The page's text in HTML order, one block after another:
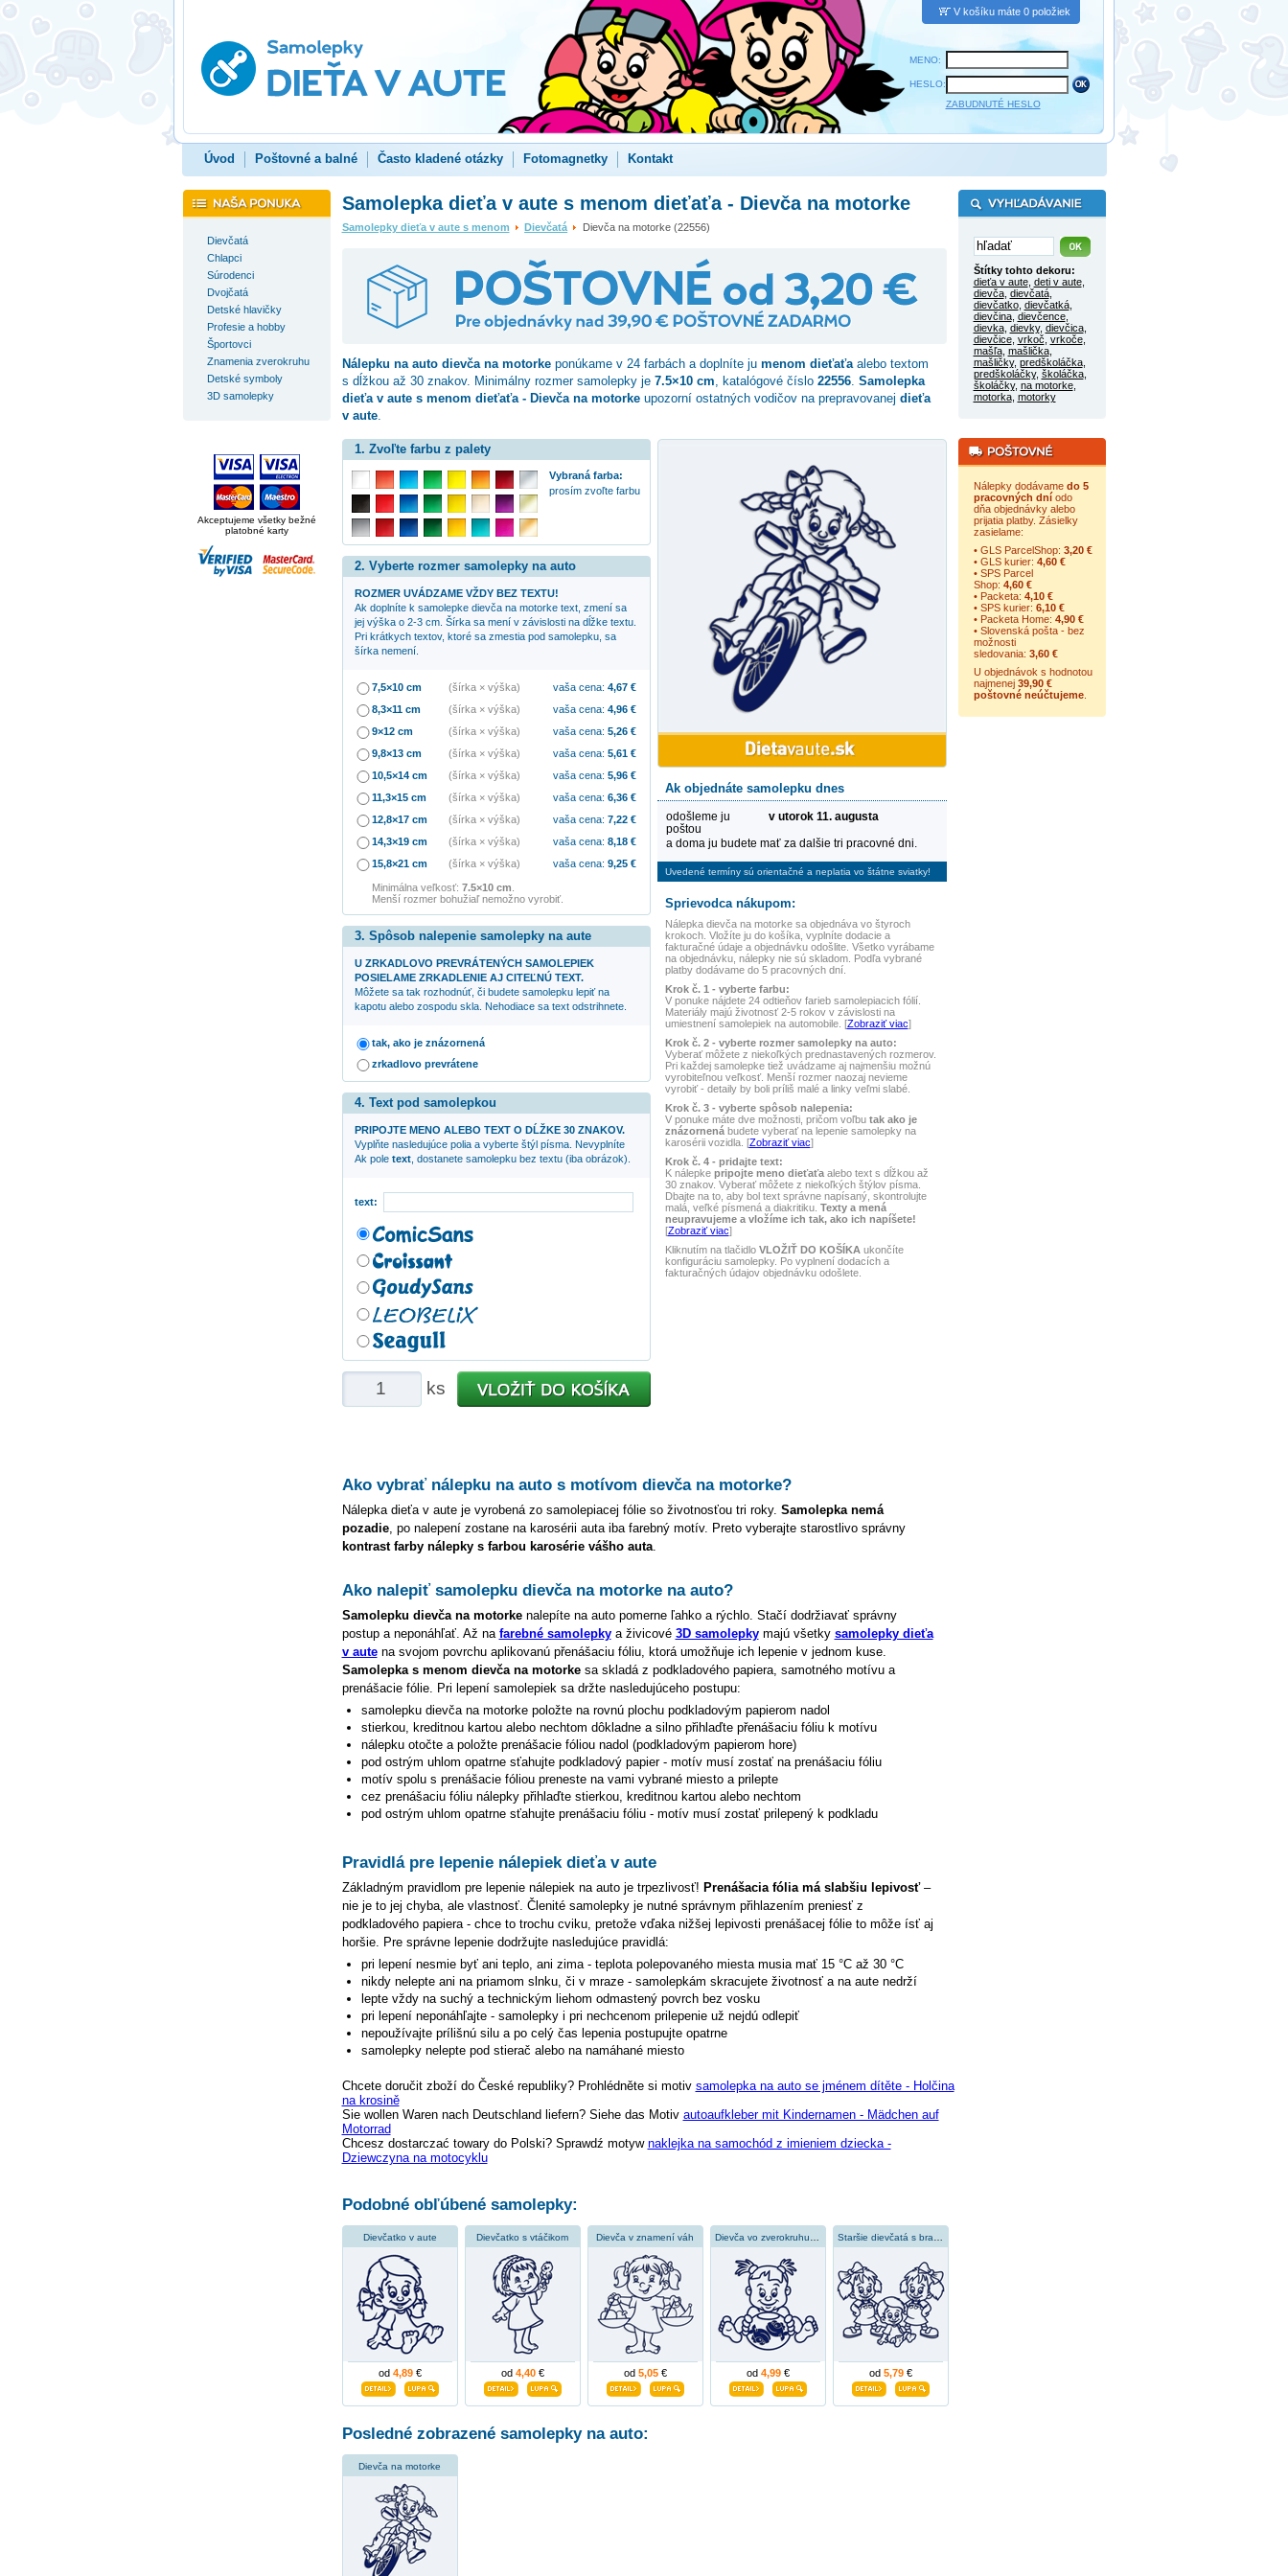
V košíku máte 0 položiek
MENO:
HESLO:
ZABUDNUTÉ HESLO
Úvod Poštovné a balné Často kladené otázky Fotomagnetky Kontakt
Dievčatá
Chlapci
Súrodenci
Dvojčatá
Detské hlavičky
Profesie a hobby
Športovci
Znamenia zverokruhu
Detské symboly
3D samolepky
Akceptujeme všetky bežné
platobné karty
Samolepka dieťa v aute s menom dieťaťa - Dievča na motorke
Samolepky dieťa v aute s menom Dievčatá Dievča na motorke (22556)
Nálepku na auto dievča na motorkeponúkame v 24 farbách a doplníte ju menom dieťaťaalebo textom
s dĺžkou až 30 znakov. Minimálny rozmer samolepky je 7.5×10 cm, katalógové číslo 22556. Samolepka
dieťa v aute s menom dieťaťa - Dievča na motorkeupozorní ostatných vodičov na prepravovanej dieťa
v aute.
Ak objednáte samolepku dnes
odošleme ju
poštou
v utorok 11. augusta
a doma ju budete mať za dalšie tri pracovné dni.
Uvedené termíny sú orientačné a neplatia vo štátne sviatky!
Sprievodca nákupom:
Nálepka dievča na motorkesa objednáva vo štyroch
krokoch. Vložíte ju do košíka, vyplníte dodacie a
fakturačné údaje a objednávku odošlite. Všetko vyrábame
na objednávku, nálepky nie sú skladom. Podľa vybrané
platby dodávame do 5 pracovných dní.
Krok č. 1 - vyberte farbu:
V ponuke nájdete 24 odtieňov farieb samolepiacich fólií.
Materiály majú životnosť 2-5 rokov v závislosti na
umiestnení samolepiek na automobile. [Zobraziť viac]
Krok č. 2 - vyberte rozmer samolepky na auto:
Vyberať môžete z niekoľkých prednastavených rozmerov.
Pri každej samolepke tiež uvádzame aj najmenšiu možnú
vyrobiteľnou veľkosť. Menší rozmer naozaj nevieme
vyrobiť - detaily by boli príliš malé a linky veľmi slabé.
Krok č. 3 - vyberte spôsob nalepenia:
V ponuke máte dve možnosti, pričom voľbu tak ako je
znázornená budete vyberať na lepenie samolepky na
karosérii vozidla. [Zobraziť viac]
Krok č. 4 - pridajte text:
K nálepke pripojte meno dieťaťaalebo text s dĺžkou až
30 znakov. Vyberať môžete z niekoľkých štýlov písma.
Dbajte na to, aby bol text správne napísaný, skontrolujte
malá, veľké písmená a diakritiku. Texty a mená
neupravujeme a vložíme ich tak, ako ich napíšete!
[Zobraziť viac]
Kliknutím na tlačidlo VLOŽIŤ DO KOŠÍKA ukončíte
konfiguráciu samolepky. Po vyplnení dodacích a
fakturačných údajov objednávku odošlete.
1. Zvoľte farbu z palety
Vybraná farba:
prosím zvoľte farbu
2. Vyberte rozmer samolepky na auto
ROZMER UVÁDZAME VŽDY BEZ TEXTU!
Ak doplníte k samolepke dievča na motorketext, zmení sa
jej výška o 2-3 cm. Šírka sa mení v závislosti na dĺžke textu.
Pri krátkych textov, ktoré sa zmestia pod samolepku, sa
šírka nemení.
7,5×10 cm (šírka × výška) vaša cena: 4,67€
8,3×11 cm
(šírka × výška) vaša cena: 4,96€
9×12 cm
(šírka × výška) vaša cena: 5,26€
9,8×13 cm
(šírka × výška) vaša cena: 5,61€
10,5×14 cm
(šírka × výška) vaša cena: 5,96€
11,3×15 cm
(šírka × výška) vaša cena: 6,36€
12,8×17 cm
(šírka × výška) vaša cena: 7,22€
14,3×19 cm
(šírka × výška) vaša cena: 8,18€
15,8×21 cm
(šírka × výška) vaša cena: 9,25€
Minimálna veľkosť: 7.5×10 cm.
Menší rozmer bohužiaľ nemožno vyrobiť.
3. Spôsob nalepenie samolepky na aute
U ZRKADLOVO PREVRÁTENÝCH SAMOLEPIEK
POSIELAME ZRKADLENIE AJ CITEĽNÚ TEXT.
Môžete sa tak rozhodnúť, či budete samolepku lepiť na
kapotu alebo zospodu skla. Nehodiace sa text odstrihnete.
tak, ako je znázornená
zrkadlovo prevrátene
4. Text pod samolepkou
PRIPOJTE MENO ALEBO TEXT O DĹŽKE 30 ZNAKOV.
Vyplňte nasledujúce polia a vyberte štýl písma. Nevyplníte
Ak pole text, dostanete samolepku bez textu (iba obrázok).
text:
ks
Ako vybrať nálepku na auto s motívom dievča na motorke?
Nálepka dieťa v aute je vyrobená zo samolepiacej fólie so životnosťou tri roky. Samolepka nemá
pozadie, po nalepení zostane na karosérii auta iba farebný motív. Preto vyberajte starostlivo správny
kontrast farby nálepky s farbou karosérie vášho auta.
Ako nalepiť samolepku dievča na motorkena auto?
Samolepku dievča na motorkenalepíte na auto pomerne ľahko a rýchlo. Stačí dodržiavať správny
postup a neponáhľať. Až na farebné samolepkya živicové 3D samolepkymajú všetky samolepky dieťa
v autena svojom povrchu aplikovanú přenášaciu fóliu, ktorá umožňuje ich lepenie v jednom kuse.
Samolepka s menom dievča na motorkesa skladá z podkladového papiera, samotného motívu a
prenášacie fólie. Pri lepení samolepiek sa držte nasledujúceho postupu:
samolepku dievča na motorkepoložte na rovnú plochu podkladovým papierom nadol
stierkou, kreditnou kartou alebo nechtom dôkladne a silno přihlaďte přenášaciu fóliu k motívu
nálepku otočte a položte prenášacie fóliou nadol (podkladovým papierom hore)
pod ostrým uhlom opatrne sťahujte podkladový papier - motív musí zostať na prenášaciu fóliu
motív spolu s prenášacie fóliou preneste na vami vybrané miesto a prilepte
cez prenášaciu fóliu nálepky přihlaďte stierkou, kreditnou kartou alebo nechtom
pod ostrým uhlom opatrne sťahujte prenášaciu fóliu - motív musí zostať prilepený k podkladu
Pravidlá pre lepenie nálepiek dieťa v aute
Základným pravidlom pre lepenie nálepiek na auto je trpezlivosť! Prenášacia fólia má slabšiu lepivosť–
nie je to jej chyba, ale vlastnosť. Členité samolepky je nutné správnym přihlazením preniesť z
podkladového papiera - chce to trochu cviku, pretože vďaka nižšej lepivosti prenášacej fólie to môže ísť aj
horšie. Pre správne lepenie dodržujte nasledujúce pravidlá:
pri lepení nesmie byť ani teplo, ani zima - teplota polepovaného miesta musia mať 15 °C až 30 °C
nikdy nelepte ani na priamom slnku, či v mraze - samolepkám skracujete životnosť a na aute nedrží
lepte vždy na suchý a technickým liehom odmastený povrch bez vosku
pri lepení neponáhľajte - samolepky i pri nechcenom prilepenie už nejdú odlepiť
nepoužívajte prílišnú silu a po celý čas lepenia postupujte opatrne
samolepky nelepte pod stierač alebo na namáhané miesto
Chcete doručit zboží do České republiky? Prohlédněte si motiv samolepka na auto se jménem dítěte - Holčina
na krosině
Sie wollen Waren nach Deutschland liefern? Siehe das Motiv autoaufkleber mit Kindernamen - Mädchen auf
Motorrad
Chcesz dostarczać towary do Polski? Sprawdź motyw naklejka na samochód z imieniem dziecka -
Dziewczyna na motocyklu
Podobné obľúbené samolepky:
Dievčatko v aute
od 4,89€
Dievčatko s vtáčikom
od 4,40€
Dievča v znamení váh
od 5,05€
Dievča vo zverokruhu ryby
od 4,99€
Staršie dievčatá s bračekom
od 5,79€
Posledné zobrazené samolepky na auto:
Dievča na motorke
Štítky tohto dekoru:
dieťa v aute, deti v aute,
dievča, dievčatá,
dievčatko, dievčatká,
dievčina, dievčence,
dievka, dievky, dievčica,
dievčice, vrkoč vrkoče,
mašľa, mašlička,
mašličky, predškoláčka,
predškoláčky, školáčka,
školáčky, na motorke,
motorka, motorky
Nálepky dodávame do 5
pracovných dníodo
dňa objednávky alebo
prijatia platby. Zásielky
zasielame:
• GLS ParcelShop: 3,20 €
• GLS kurier: 4,60 €
• SPS Parcel
Shop: 4,60 €
• Packeta: 4,10 €
• SPS kurier: 6,10 €
• Packeta Home: 4,90 €
• Slovenská pošta - bez
možnosti
sledovania: 3,60 €
U objednávok s hodnotou
najmenej 39,90 €
poštovné neúčtujeme.